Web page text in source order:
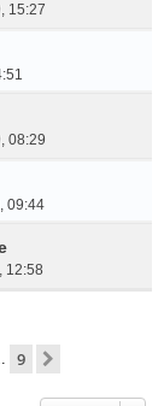
15:27
08:29
09:44
12:58
9